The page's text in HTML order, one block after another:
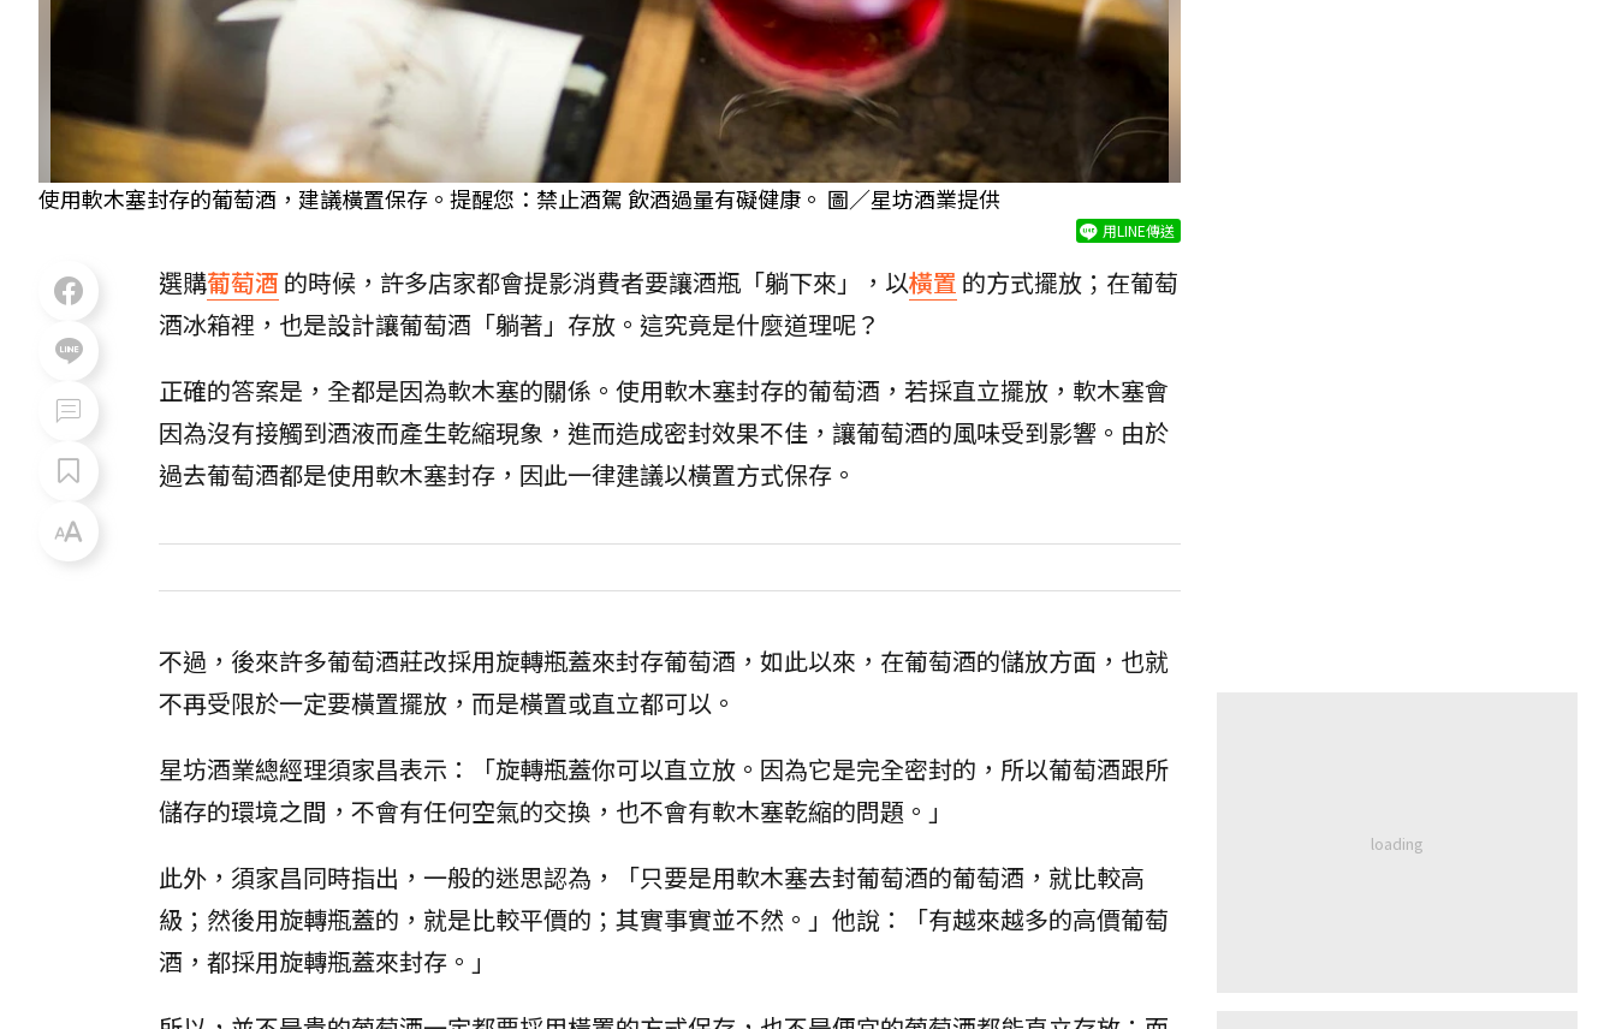
使用軟木塞封存的葡萄酒，建議橫置保存。提醒您：禁止酒駕 飲酒過量有礙健康。 圖／星坊酒業提供
用LINE傳送
選購葡萄酒的時候，許多店家都會提影消費者要讓酒瓶「躺下來」，以橫置 的方式擺放；在葡萄
酒冰箱裡，也是設計讓葡萄酒「躺著」存放。這究竟是什麼道理呢？
正確的答案是，全都是因為軟木塞的關係。使用軟木塞封存的葡萄酒，若採直立擺放，軟木塞會
因為沒有接觸到酒液而產生乾縮現象，進而造成密封效果不佳，讓葡萄酒的風味受到影響。由於
過去葡萄酒都是使用軟木塞封存，因此一律建議以橫置方式保存。
不過，後來許多葡萄酒莊改採用旋轉瓶蓋來封存葡萄酒，如此以來，在葡萄酒的儲放方面，也就
不再受限於一定要橫置擺放，而是橫置或直立都可以。
星坊酒業總經理須家昌表示：「旋轉瓶蓋你可以直立放。因為它是完全密封的，所以葡萄酒跟所
儲存的環境之間，不會有任何空氣的交換，也不會有軟木塞乾縮的問題。」
此外，須家昌同時指出，一般的迷思認為，「只要是用軟木塞去封葡萄酒的葡萄酒，就比較高
級；然後用旋轉瓶蓋的，就是比較平價的；其實事實並不然。」他說：「有越來越多的高價葡萄
酒，都採用旋轉瓶蓋來封存。」